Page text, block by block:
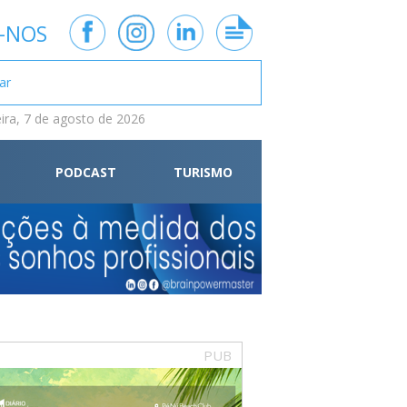
7 de agosto de 2026
PODCAST TURISMO
PUB